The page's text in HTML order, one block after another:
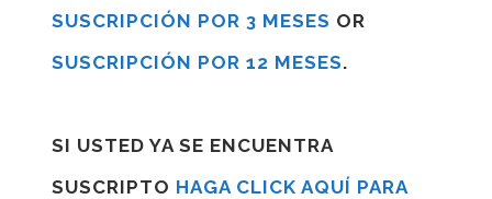
SUSCRIPCIÓN POR 3 MESES OR
SUSCRIPCIÓN POR 12 MESES.
SI USTED YA SE ENCUENTRA
SUSCRIPTO HAGA CLICK AQUÍ PARA